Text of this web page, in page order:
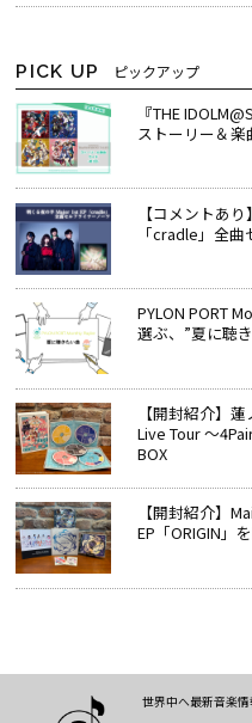
PICK UP ピックアップ
『THE
ストーリー＆楽
【コメントあ
「cradle」全
PYLON PORT
選ぶ、”夏に聴
【開封紹介】
Live Tour ～
BOX
【開封紹介】
EP「ORIGIN」
世界中へ最新音楽情